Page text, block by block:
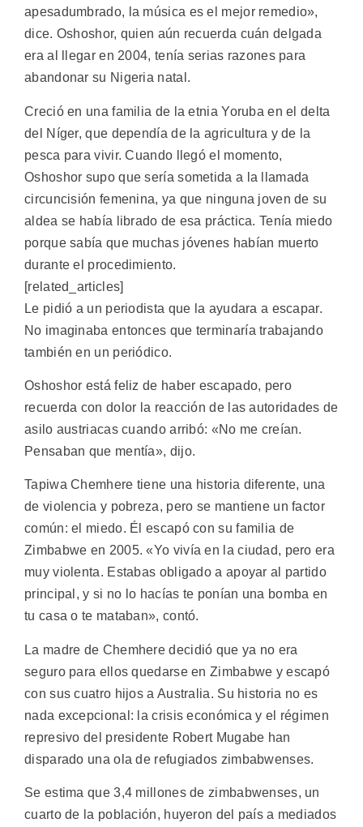
apesadumbrado, la música es el mejor remedio»,
dice. Oshoshor, quien aún recuerda cuán delgada
era al llegar en 2004, tenía serias razones para
abandonar su Nigeria natal.
Creció en una familia de la etnia Yoruba en el delta
del Níger, que dependía de la agricultura y de la
pesca para vivir. Cuando llegó el momento,
Oshoshor supo que sería sometida a la llamada
circuncisión femenina, ya que ninguna joven de su
aldea se había librado de esa práctica. Tenía miedo
porque sabía que muchas jóvenes habían muerto
durante el procedimiento.
[related_articles]
Le pidió a un periodista que la ayudara a escapar.
No imaginaba entonces que terminaría trabajando
también en un periódico.
Oshoshor está feliz de haber escapado, pero
recuerda con dolor la reacción de las autoridades de
asilo austriacas cuando arribó: «No me creían.
Pensaban que mentía», dijo.
Tapiwa Chemhere tiene una historia diferente, una
de violencia y pobreza, pero se mantiene un factor
común: el miedo. Él escapó con su familia de
Zimbabwe en 2005. «Yo vivía en la ciudad, pero era
muy violenta. Estabas obligado a apoyar al partido
principal, y si no lo hacías te ponían una bomba en
tu casa o te mataban», contó.
La madre de Chemhere decidió que ya no era
seguro para ellos quedarse en Zimbabwe y escapó
con sus cuatro hijos a Australia. Su historia no es
nada excepcional: la crisis económica y el régimen
represivo del presidente Robert Mugabe han
disparado una ola de refugiados zimbabwenses.
Se estima que 3,4 millones de zimbabwenses, un
cuarto de la población, huyeron del país a mediados